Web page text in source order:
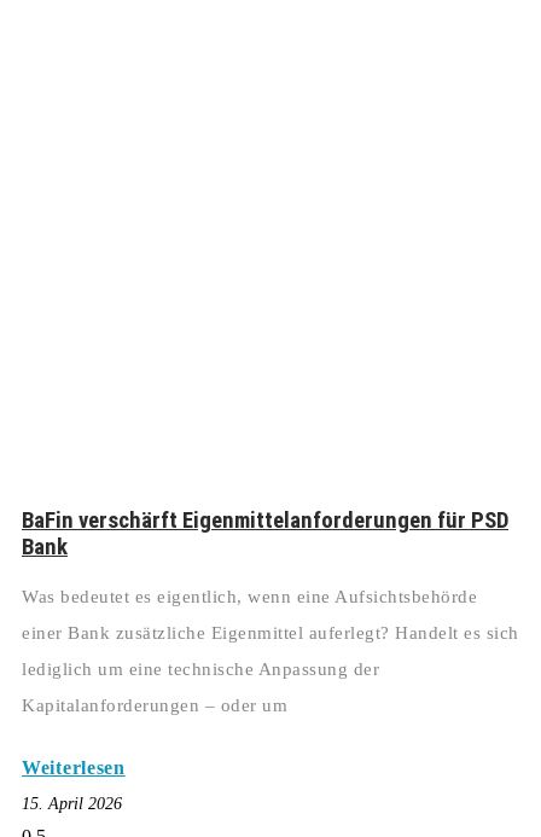
BaFin verschärft Eigenmittelanforderungen für PSD
Bank
Was bedeutet es eigentlich, wenn eine Aufsichtsbehörde
einer Bank zusätzliche Eigenmittel auferlegt? Handelt es sich
lediglich um eine technische Anpassung der
Kapitalanforderungen – oder um
Weiterlesen
15. April 2026